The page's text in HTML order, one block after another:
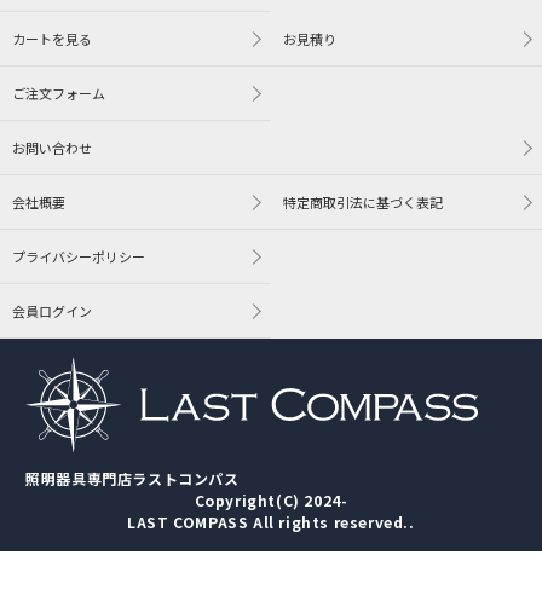
カートを見る お見積り
ご注文フォーム
お問い合わせ
会社概要 特定商取引法に基づく表記
プライバシーポリシー
会員ログイン
照明器具専門店ラストコンパス
Copyright(C) 2024-
LAST COMPASS All rights reserved..